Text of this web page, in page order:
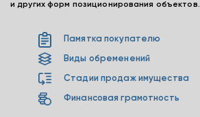
и других форм позиционирования объектов.
Памятка покупателю
Виды обременений
Стадии продаж имущества
Финансовая грамотность